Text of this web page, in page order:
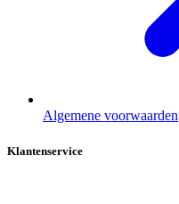
Algemene voorwaarden
Klantenservice